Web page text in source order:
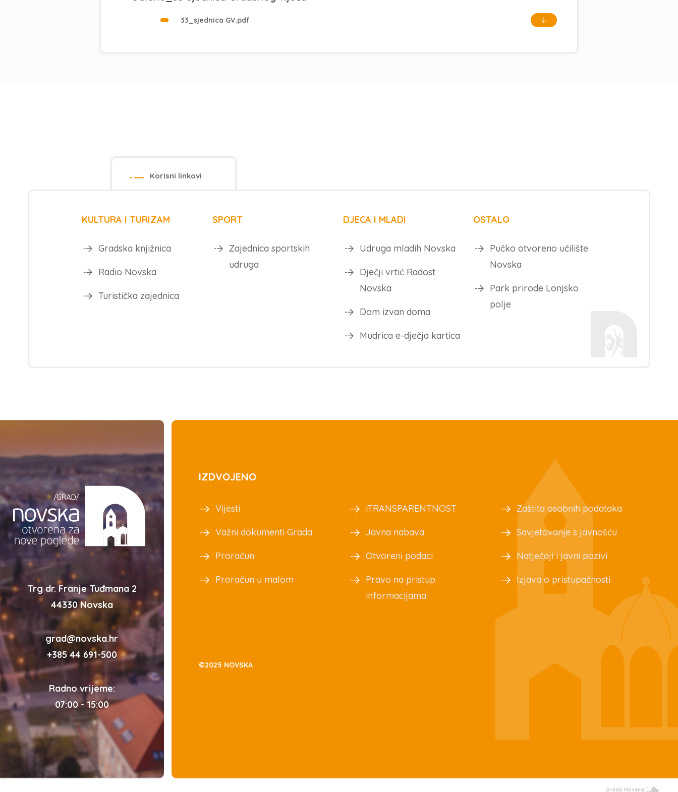
33_sjednica GV.pdf
Korisni linkovi
KULTURA I TURIZAM
Gradska knjižnica
Radio Novska
Turistička zajednica
SPORT
Zajednica sportskih
udruga
DJECA I MLADI
Udruga mladih Novska
Dječji vrtić Radost
Novska
Dom izvan doma
Mudrica e-dječja kartica
OSTALO
Pučko otvoreno učilište
Novska
Park prirode Lonjsko
polje
Trg dr. Franje Tuđmana 2
44330 Novska
grad@novska.hr
+385 44 691-500
Radno vrijeme:
07:00 - 15:00
IZDVOJENO
Vijesti
Važni dokumenti Grada
Proračun
Proračun u malom
iTRANSPARENTNOST
Javna nabava
Otvoreni podaci
Pravo na pristup
informacijama
Zaštita osobnih podataka
Savjetovanje s javnošću
Natječaji i javni pozivi
Izjava o pristupačnosti
©2025 NOVSKA
Izrada Novena